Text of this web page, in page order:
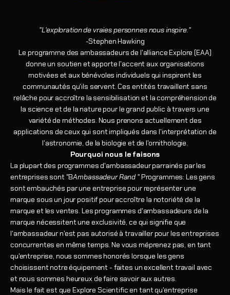
"L'exploration de vraies personnes nous inspire."
-Stephen Hawking
Le programme des ambassadeurs de l'alliance Explore (EAA)
donne un soutien et apporte l'accent aux organisations
motivées et aux bénévoles individuels qui inspirent les
communautés qu'ils servent. Ces entités travaillent sans
relâche pour accroître la sensibilisation et la compréhension de
la science et de la nature pour le grand public à travers une
variété de méthodes. Nous prenons actuellement des
applications de ceux qui sont impliqués dans l'interprétation de
l'astronomie, de la biologie et de l'ornithologie.
Pourquoi nous le faisons
La plupart des programmes d'ambassadeur parrainés par les
entreprises sont "BAmbassadeur Rand "Programmes: Les gens
sont embauchés par une entreprise pour représenter une
marque sous un jour positif pour accroître la notoriété de la
marque et les ventes. Les programmes d'ambassadeurs de la
marque nécessitent une exclusivité, ce qui signifie que
l'ambassadeur n'est pas autorisé à travailler pour les entreprises
concurrentes en même temps. Ne vous méprenez pas, en tant
qu'entreprise, nous sommes honorés lorsque les gens
choisissent notre équipement - faites un excellent travail avec
et nous sommes heureux de faire savoir aux autres.
Mais le fait est que Explore Scientific en tant qu'entreprise